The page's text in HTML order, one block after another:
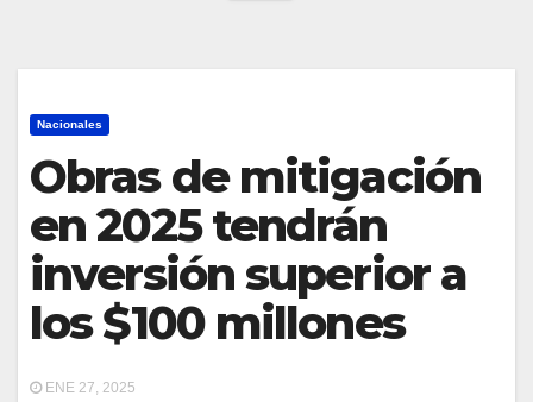
Nacionales
Obras de mitigación
en 2025 tendrán
inversión superior a
los $100 millones
ENE 27, 2025